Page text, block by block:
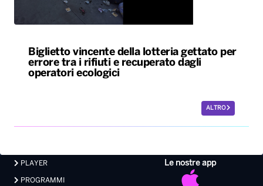
Biglietto vincente della lotteria gettato per
errore tra i rifiuti e recuperato dagli
operatori ecologici
ALTRO
Le nostre app
PLAYER
PROGRAMMI